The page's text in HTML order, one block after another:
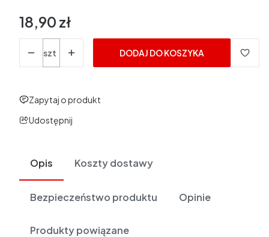
Cena
18,90 zł
szt
DODAJ DO KOSZYKA
Zapytaj o produkt
Udostępnij
Opis Koszty dostawy
Bezpieczeństwo produktu Opinie
Produkty powiązane